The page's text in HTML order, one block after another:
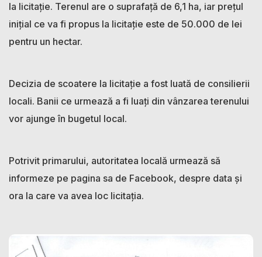
la licitație. Terenul are o suprafață de 6,1 ha, iar prețul
inițial ce va fi propus la licitație este de 50.000 de lei
pentru un hectar.
Decizia de scoatere la licitație a fost luată de consilierii
locali. Banii ce urmează a fi luați din vânzarea terenului
vor ajunge în bugetul local.
Potrivit primarului, autoritatea locală urmează să
informeze pe pagina sa de Facebook, despre data și
ora la care va avea loc licitația.